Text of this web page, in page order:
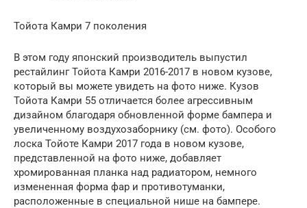
Тойота Камри 7 поколения
В этом году японский производитель выпустил
рестайлинг Тойота Камри 2016-2017 в новом кузове,
который вы можете увидеть на фото ниже. Кузов
Тойота Камри 55 отличается более агрессивным
дизайном благодаря обновленной форме бампера и
увеличенному воздухозаборнику (см. фото). Особого
лоска Тойоте Камри 2017 года в новом кузове,
представленной на фото ниже, добавляет
хромированная планка над радиатором, немного
измененная форма фар и противотуманки,
расположенные в специальной нише на бампере.